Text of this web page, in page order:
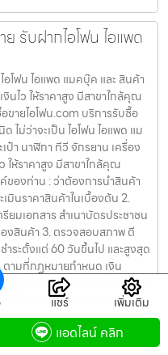
รับฝากไอโฟน ไอแพด
โฟน ไอแพด แมคบุ๊ค และ สินค้า
งินไว ให้ราคาสูง มีสาขาใกล้คุณ
ขายไอโฟน.com บริการรับซื้อ
ไม่ว่าจะเป็น ไอโฟน ไอแพด แม
า นาฬิกา ทีวี จักรยาน เครื่อง
ให้ราคาสูง มีสาขาใกล้คุณ
ของท่าน : ว่าต้องการนำสินค้า
มินราคาสินค้าในเบื้องต้น 2.
มเอกสาร สำเนาบัตรประชาชน
องสินค้า 3. ตรวจสอบสภาพ ตี
ำระตั้งแต่ 60 วันขึ้นไป และสูงสุด
ตามที่กฏหมายกำหนด เงิน
อนเงินค่าบริการทุก 20 วัน (นับ
15 ต่อปี โดยอัตราดอกเบี้ยค่า
รวมกันแล้วสูงสุดไม่เกิน 28%
นเจ้าของสินค้า : ผู้นำสินค้ามา
บจำนำ เครื่องเช่า เครื่องยืม หรือ
แชร์ เพิ่มเติม
แอดไลน์ คลิก